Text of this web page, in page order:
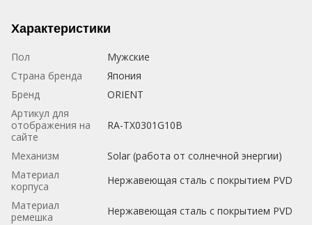
Характеристики
Пол
Мужские
Страна бренда
Япония
Бренд
ORIENT
Артикул для
отображения на
сайте
RA-TX0301G10B
Механизм
Solar (работа от солнечной энергии)
Материал
корпуса
Нержавеющая сталь с покрытием PVD
Материал
ремешка
Нержавеющая сталь с покрытием PVD